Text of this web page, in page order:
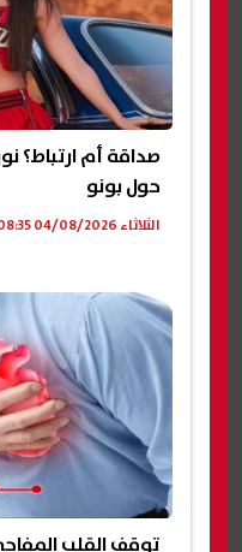
صداقة أم ارتباط؟
حول بونو
الثلاثاء 04/08/2026 08:35 م
توقف القلب